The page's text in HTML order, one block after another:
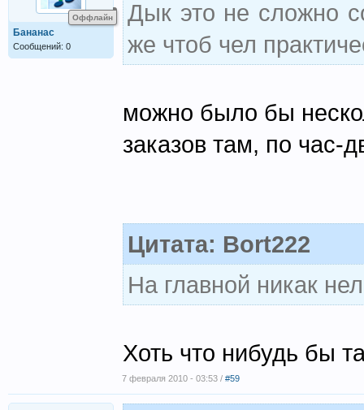
Оффлайн
Бананас
Сообщений: 0
Дык это не сложно
же чтоб чел
можно было бы
заказов там, по час-
Цитата: Bort222
На главной никак
Хоть что нибудь бы
7 февраля 2010 - 03:53 / #59